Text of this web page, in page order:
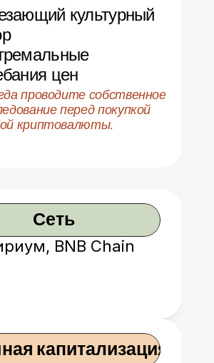
культурный
цен
проводите собственное
перед покупкой
криптовалюты.
Сеть
BNB Chain
капитализация